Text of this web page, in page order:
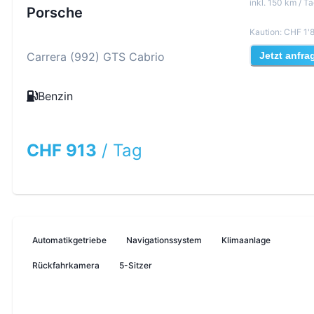
Porsche
Carrera (992) GTS Cabrio
Benzin
CHF 913 / Tag
inkl. 150 km /
Kaution: CHF
Jetzt
Automatikgetriebe Navigationssystem Klimaanlage
Rückfahrkamera 5-Sitzer